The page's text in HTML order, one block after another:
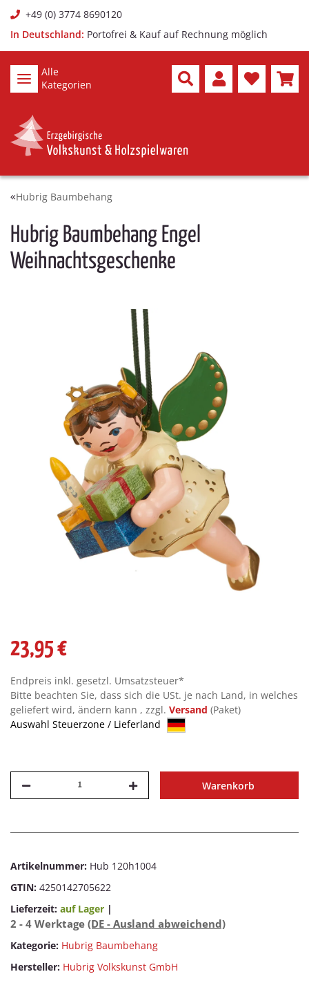
+49 (0) 3774 8690120
In Deutschland: Portofrei & Kauf auf Rechnung möglich
Alle
Kategorien
Hubrig Baumbehang
Hubrig Baumbehang Engel
Weihnachtsgeschenke
23,95 €
Endpreis inkl. gesetzl. Umsatzsteuer*
Bitte beachten Sie, dass sich die USt. je nach Land, in welches
geliefert wird, ändern kann , zzgl. Versand (Paket)
Auswahl Steuerzone / Lieferland
Warenkorb
Artikelnummer: Hub 120h1004
GTIN: 4250142705622
Lieferzeit: auf Lager |
2 - 4 Werktage (DE - Ausland abweichend)
Kategorie: Hubrig Baumbehang
Hersteller: Hubrig Volkskunst GmbH